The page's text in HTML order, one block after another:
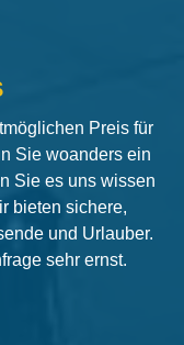
Preis für
Sie woanders ein
Sie es uns wissen
bieten sichere,
und Urlauber.
sehr ernst.